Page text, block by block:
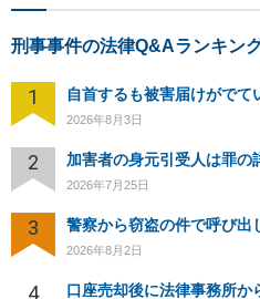
刑事事件の法律Q&Aランキン
1 自首するも被害届けがでて
2026年8月3日
2 加害者の身元引受人は罪の
2026年7月25日
3 警察から窃盗の件で呼び出
2026年8月2日
4